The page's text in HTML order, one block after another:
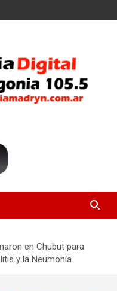
en Chubut para
y la Neumonía